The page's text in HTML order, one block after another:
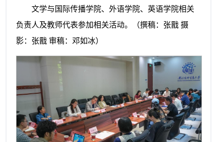
文学与国际传播学院、外语学院、英语学院相关
负责人及教师代表参加相关活动。（撰稿：张戬 摄
影：张戬 审稿：邓如冰）